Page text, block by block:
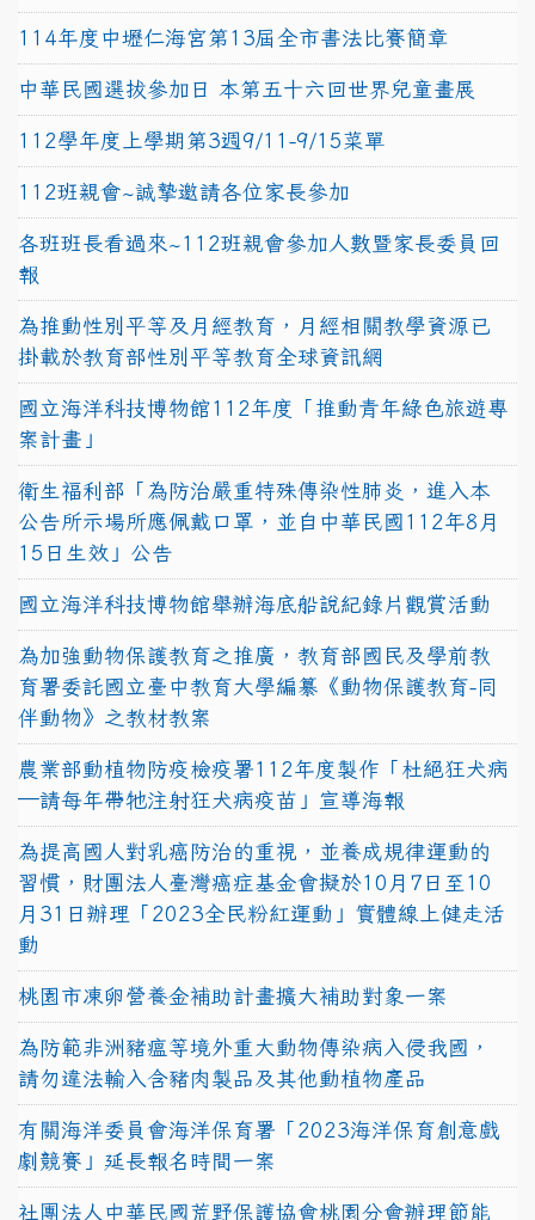
114年度中壢仁海宮第13屆全市書法比賽簡章
中華民國選拔參加日 本第五十六回世界兒童畫展
112學年度上學期第3週9/11-9/15菜單
112班親會~誠摯邀請各位家長參加
各班班長看過來~112班親會參加人數暨家長委員回
報
為推動性別平等及月經教育，月經相關教學資源已
掛載於教育部性別平等教育全球資訊網
國立海洋科技博物館112年度「推動青年綠色旅遊專
案計畫」
衛生福利部「為防治嚴重特殊傳染性肺炎，進入本
公告所示場所應佩戴口罩，並自中華民國112年8月
15日生效」公告
國立海洋科技博物館舉辦海底船說紀錄片觀賞活動
為加強動物保護教育之推廣，教育部國民及學前教
育署委託國立臺中教育大學編纂《動物保護教育-同
伴動物》之教材教案
農業部動植物防疫檢疫署112年度製作「杜絕狂犬病
—請每年帶牠注射狂犬病疫苗」宣導海報
為提高國人對乳癌防治的重視，並養成規律運動的
習慣，財團法人臺灣癌症基金會擬於10月7日至10
月31日辦理「2023全民粉紅運動」實體線上健走活
動
桃園市凍卵營養金補助計畫擴大補助對象一案
為防範非洲豬瘟等境外重大動物傳染病入侵我國，
請勿違法輸入含豬肉製品及其他動植物產品
有關海洋委員會海洋保育署「2023海洋保育創意戲
劇競賽」延長報名時間一案
社團法人中華民國荒野保護協會桃園分會辦理節能